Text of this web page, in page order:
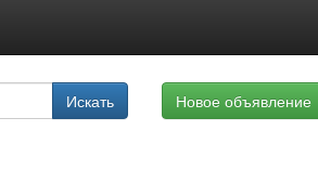
Искать Новое объявление